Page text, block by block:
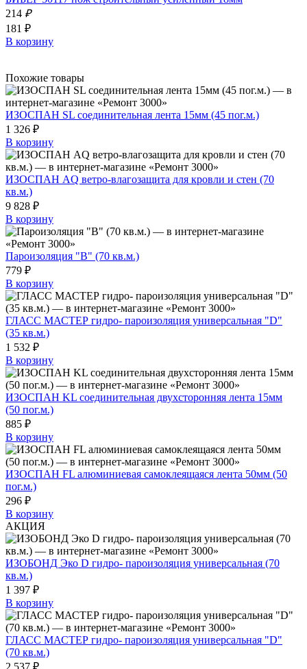
214 ₽
181 ₽
В корзину
Похожие товары
ИЗОСПАН SL соединительная лента 15мм (45 пог.м.)
1 326 ₽
В корзину
ИЗОСПАН AQ ветро-влагозащита для кровли и стен (70
кв.м.)
9 828 ₽
В корзину
Пароизоляция "B" (70 кв.м.)
779 ₽
В корзину
ГЛАСС МАСТЕР гидро- пароизоляция универсальная "D"
(35 кв.м.)
1 532 ₽
В корзину
ИЗОСПАН KL соединительная двухсторонняя лента 15мм
(50 пог.м.)
885 ₽
В корзину
ИЗОСПАН FL алюминиевая самоклеящаяся лента 50мм (50
пог.м.)
296 ₽
В корзину
АКЦИЯ
ИЗОБОНД Эко D гидро- пароизоляция универсальная (70
кв.м.)
1 397 ₽
В корзину
ГЛАСС МАСТЕР гидро- пароизоляция универсальная "D"
(70 кв.м.)
2 537 ₽